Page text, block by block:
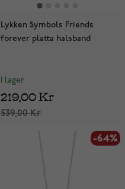
Lykken Symbols Friends
forever platta halsband
I lager
539,00 Kr
219,00 Kr
-64%